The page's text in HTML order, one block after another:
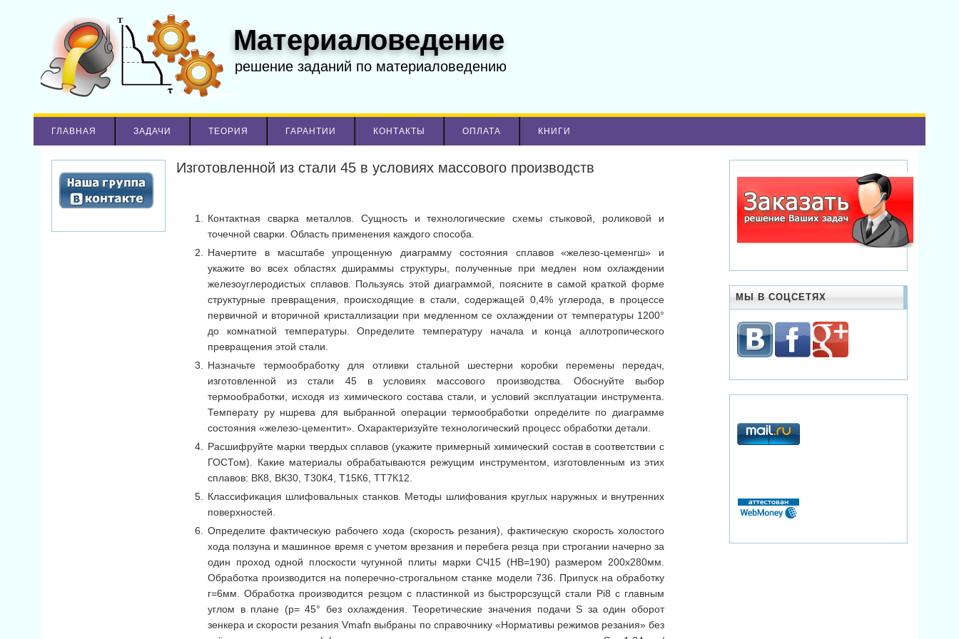
Материаловедение
решение заданий по материаловедению
ГЛАВНАЯ ЗАДАЧИ ТЕОРИЯ ГАРАНТИИ КОНТАКТЫ ОПЛАТА КНИГИ
Изготовленной из стали 45 в условиях массового производств
Контактная сварка металлов. Сущность и технологические схемы стыковой, роликовой и
точечной сварки. Область применения каждого способа.
Начертите в масштабе упрощенную диаграмму состояния сплавов «железо-цеменгш» и
укажите во всех областях дшираммы структуры, полученные при медлен ном охлаждении
железоуглеродистых сплавов. Пользуясь этой диаграммой, поясните в самой краткой форме
структурные превращения, происходящие в стали, содержащей 0,4% углерода, в процессе
первичной и вторичной кристаллизации при медленном се охлаждении от температуры 1200°
до комнатной температуры. Определите температуру начала и конца аллотропического
превращения этой стали.
Назначьте термообработку для отливки стальной шестерни коробки перемены передач,
изготовленной из стали 45 в условиях массового производства. Обоснуйте выбор
термообработки, исходя из химического состава стали, и условий эксплуатации инструмента.
Температу ру ншрева для выбранной операции термообработки определите по диаграмме
состояния «железо-цементит». Охарактеризуйте технологический процесс обработки детали.
Расшифруйте марки твердых сплавов (укажите примерный химический состав в соответствии с
ГОСТом). Какие материалы обрабатываются режущим инструментом, изготовленным из этих
сплавов: ВК8, ВК30, Т30К4, Т15К6, ТТ7К12.
Классификация шлифовальных станков. Методы шлифования круглых наружных и внутренних
поверхностей.
Определите фактическую рабочего хода (скорость резания), фактическую скорость холостого
хода ползуна и машинное время с учетом врезания и перебега резца при строгании начерно за
один проход одной плоскости чугунной плиты марки СЧ15 (НВ=190) размером 200x280мм.
Обработка производится на поперечно-строгальном станке модели 736. Припуск на обработку
г=6мм. Обработка производится резцом с пластинкой из быстрорсзущсй стали Pi8 с главным
углом в плане (р= 45° без охлаждения. Теоретические значения подачи S за один оборот
зенкера и скорости резания Vmafn выбраны по справочнику «Нормативы режимов резания» без
МЫ В СОЦСЕТЯХ